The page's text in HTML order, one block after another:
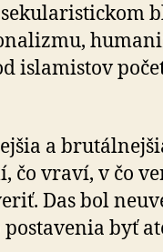
isla­mistov
a
čo vraví, v čo
Das bol
byť